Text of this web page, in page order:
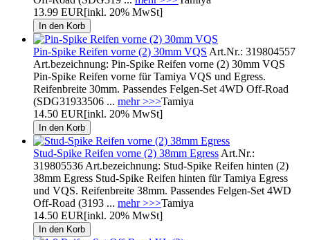
13.99 EUR[inkl. 20% MwSt]
Pin-Spike Reifen vorne (2) 30mm VQS Art.Nr.: 319804557
Art.bezeichnung: Pin-Spike Reifen vorne (2) 30mm VQS
Pin-Spike Reifen vorne für Tamiya VQS und Egress.
Reifenbreite 30mm. Passendes Felgen-Set 4WD Off-Road
(SDG31933506 ... mehr >>>Tamiya
14.50 EUR[inkl. 20% MwSt]
Stud-Spike Reifen vorne (2) 38mm Egress Art.Nr.:
319805536 Art.bezeichnung: Stud-Spike Reifen hinten (2)
38mm Egress Stud-Spike Reifen hinten für Tamiya Egress
und VQS. Reifenbreite 38mm. Passendes Felgen-Set 4WD
Off-Road (3193 ... mehr >>>Tamiya
14.50 EUR[inkl. 20% MwSt]